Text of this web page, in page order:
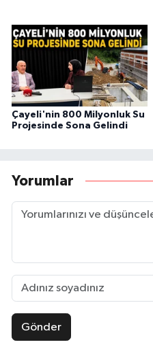
Çayeli'nin 800 Milyonluk Su
Projesinde Sona Gelindi
Yorumlar
Gönder